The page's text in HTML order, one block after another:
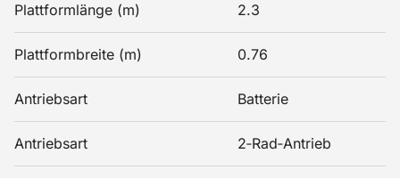
Plattformlänge (m) 2.3
Plattformbreite (m) 0.76
Antriebsart Batterie
Antriebsart 2‑Rad‑Antrieb